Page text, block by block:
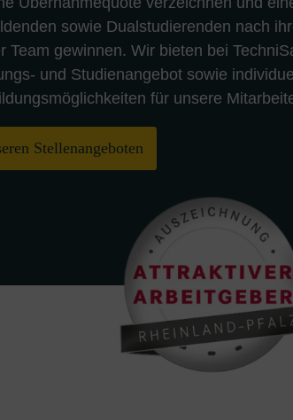
sowie Dualstudierenden nach
Team gewinnen. Wir bieten bei
und Studienangebot sowie
für unsere
Stellenangeboten